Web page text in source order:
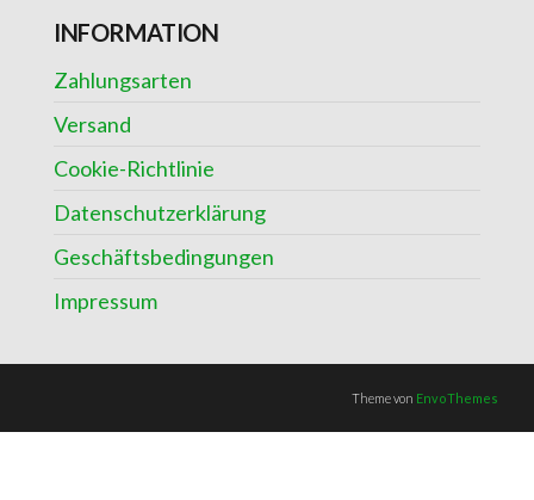
INFORMATION
Zahlungsarten
Versand
Cookie-Richtlinie
Datenschutzerklärung
Geschäftsbedingungen
Impressum
Theme von EnvoThemes